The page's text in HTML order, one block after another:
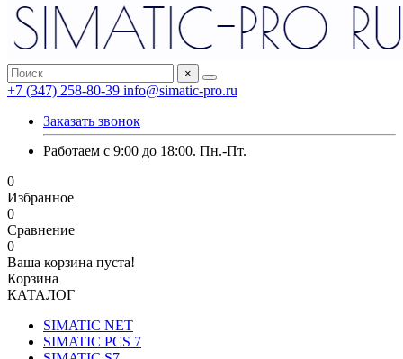
×
+7 (347) 258-80-39 info@simatic-pro.ru
Заказать звонок
Работаем с 9:00 до 18:00. Пн.-Пт.
0
Избранное
0
Сравнение
0
Ваша корзина пуста!
Корзина
КАТАЛОГ
SIMATIC NET
SIMATIC PCS 7